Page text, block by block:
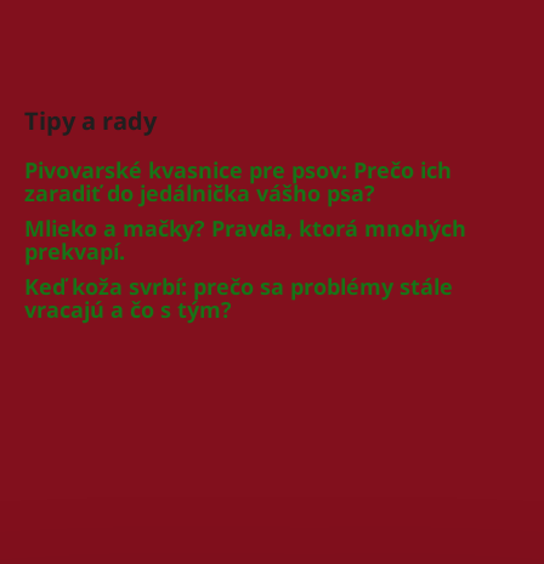
Tipy a rady
Pivovarské kvasnice pre psov: Prečo ich
zaradiť do jedálnička vášho psa?
Mlieko a mačky? Pravda, ktorá mnohých
prekvapí.
Keď koža svrbí: prečo sa problémy stále
vracajú a čo s tým?